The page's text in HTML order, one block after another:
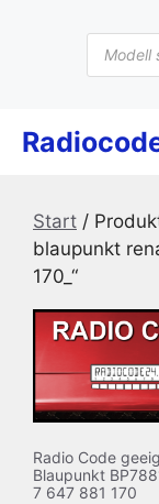
Products
search
Start /
blaupunkt
170_“
Radio Code
Blaupunkt
7 647 881 170